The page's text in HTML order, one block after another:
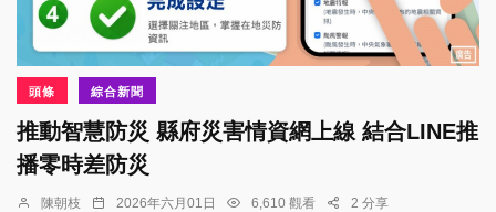
頭條 綜合新聞
推動智慧防災 縣府災害情資網上線 結合LINE推
播零時差防災
陳朝枝 2026年六月01日 6,610 觀看 2 分享